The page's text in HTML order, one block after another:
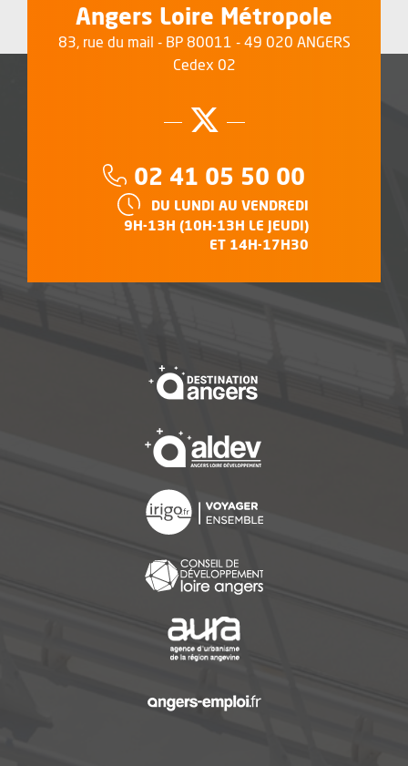
Angers Loire Métropole
83, rue du mail - BP 80011 - 49 020 ANGERS
Cedex 02
Suivez-nous
, Ouvre une
Téléphone :
02 41 05 50 00
HORAIRES :
DU LUNDI AU VENDREDI
9H-13H (10H-13H LE JEUDI)
ET 14H-17H30